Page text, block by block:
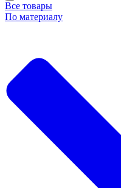
Все товары
По материалу